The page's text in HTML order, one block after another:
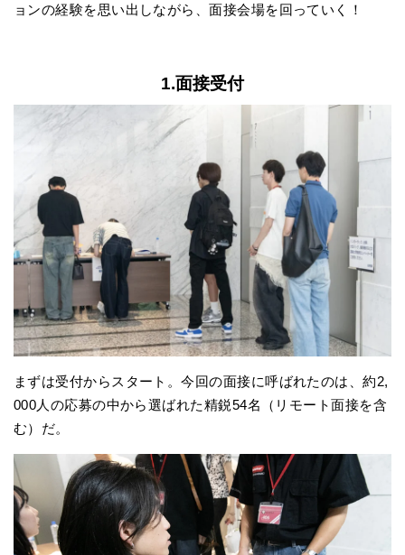
ョンの経験を思い出しながら、面接会場を回っていく！
1.面接受付
まずは受付からスタート。今回の面接に呼ばれたのは、約2,
000人の応募の中から選ばれた精鋭54名（リモート面接を含
む）だ。